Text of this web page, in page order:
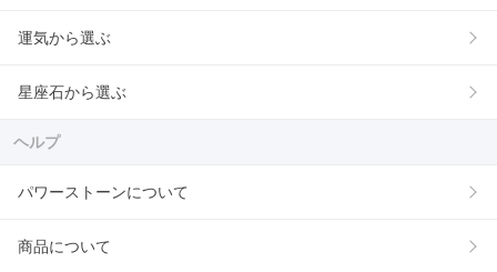
運気から選ぶ
星座石から選ぶ
ヘルプ
パワーストーンについて
商品について